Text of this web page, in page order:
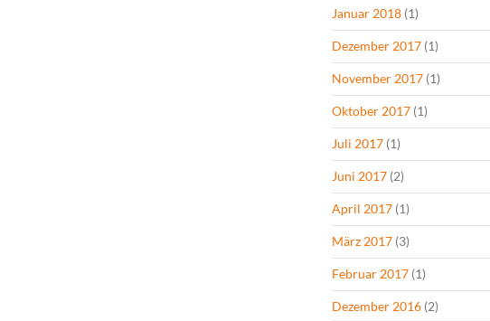
Januar 2018 (1)
Dezember 2017 (1)
November 2017 (1)
Oktober 2017 (1)
Juli 2017 (1)
Juni 2017 (2)
April 2017 (1)
März 2017 (3)
Februar 2017 (1)
Dezember 2016 (2)